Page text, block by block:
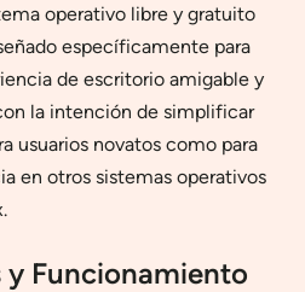
operativo libre y gratuito
específicamente para
de escritorio amigable y
la intención de simplificar
usuarios novatos como para
en otros sistemas operativos
Funcionamiento